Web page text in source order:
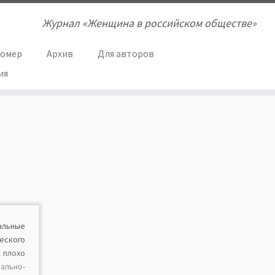
Журнал «Женщина в российском обществе»
Архив
Для авторов